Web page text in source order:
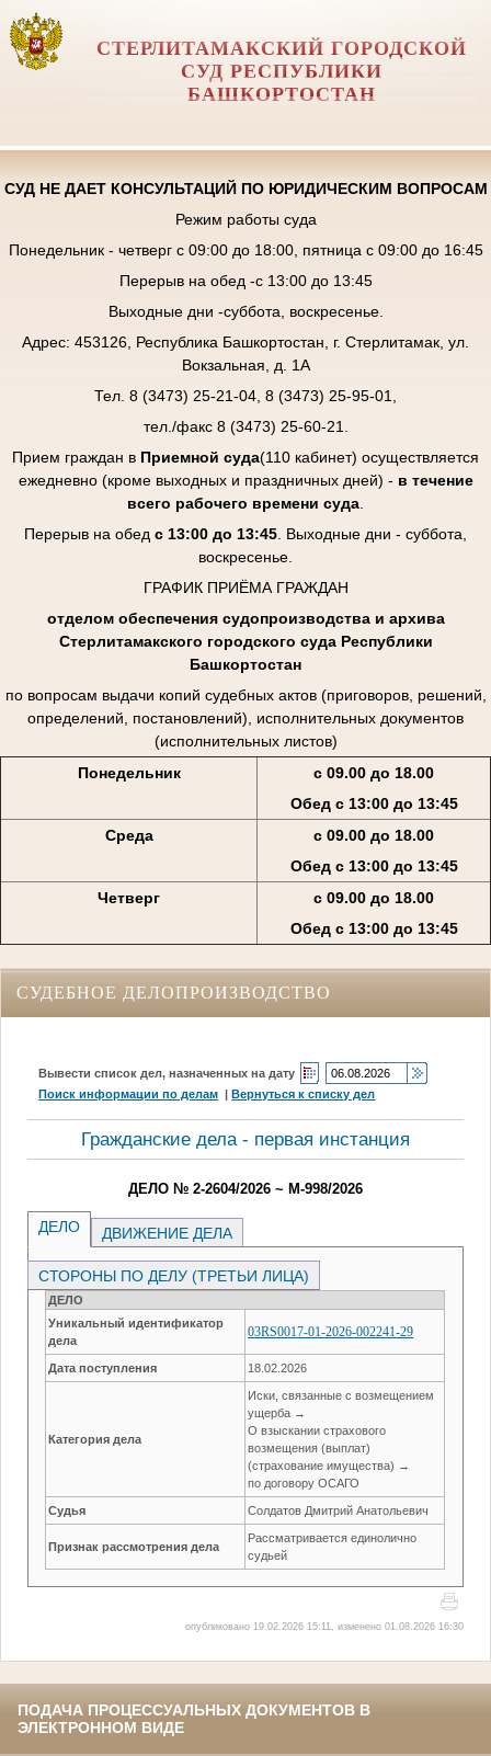
СТЕРЛИТАМАКСКИЙ ГОРОДСКОЙ
СУД РЕСПУБЛИКИ
БАШКОРТОСТАН
СУД НЕ ДАЕТ КОНСУЛЬТАЦИЙ ПО ЮРИДИЧЕСКИМ ВОПРОСАМ
Режим работы суда
Понедельник - четверг с 09:00 до 18:00, пятница с 09:00 до 16:45
Перерыв на обед -с 13:00 до 13:45
Выходные дни -суббота, воскресенье.
Адрес: 453126, Республика Башкортостан, г. Стерлитамак, ул.
Вокзальная, д. 1А
Тел. 8 (3473) 25-21-04, 8 (3473) 25-95-01,
тел./факс 8 (3473) 25-60-21.
Прием граждан в Приемной суда(110 кабинет) осуществляется
ежедневно (кроме выходных и праздничных дней) - в течение
всего рабочего времени суда
Перерыв на обед с 13:00 до 13:45 . Выходные дни - суббота,
воскресенье.
ГРАФИК ПРИЁМА ГРАЖДАН
отделом обеспечения судопроизводства и архива
Стерлитамакского городского суда Республики
Башкортостан
по вопросам выдачи копий судебных актов (приговоров, решений,
определений, постановлений), исполнительных документов
(исполнительных листов)
Понедельник
с 09.00 до 18.00
Обед с 13:00 до 13:45
Среда
с 09.00 до 18.00
Обед с 13:00 до 13:45
Четверг
с 09.00 до 18.00
Обед с 13:00 до 13:45
СУДЕБНОЕ ДЕЛОПРОИЗВОДСТВО
Вывести список дел, назначенных на дату
Поиск информации по делам |Вернуться к списку дел
Гражданские дела - первая инстанция
ДЕЛО № 2-2604/2026 ~ М-998/2026
ДЕЛО ДВИЖЕНИЕ ДЕЛА
СТОРОНЫ ПО ДЕЛУ (ТРЕТЬИ ЛИЦА)
ДЕЛО
Уникальный идентификатор
дела
03RS0017-01-2026-002241-29
Дата поступления 18.02.2026
Категория дела
Иски, связанные с возмещением
ущерба →
О взыскании страхового
возмещения (выплат)
(страхование имущества) →
по договору ОСАГО
Судья Солдатов Дмитрий Анатольевич
Признак рассмотрения дела
Рассматривается единолично
судьей
опубликовано 19.02.2026 15:11, изменено 01.08.2026 16:30
ПОДАЧА ПРОЦЕССУАЛЬНЫХ ДОКУМЕНТОВ В
ЭЛЕКТРОННОМ ВИДЕ